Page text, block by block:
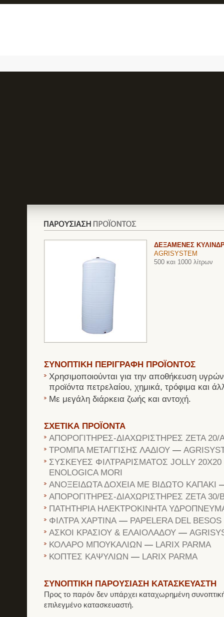
ΔΕΞΑΜΕΝΕΣ
AGRISYSTEM
500 και 1000 λίτρων
ΣΥΝΟΠΤΙΚΗ ΠΕΡΙΓΡΑΦΗ ΠΡΟΪΟΝΤΟΣ
Χρησιμοποιούνται για την αποθήκευση
προϊόντα πετρελαίου, χημικά, τρόφιμα και
Με μεγάλη διάρκεια ζωής και αντοχή.
ΣΧΕΤΙΚΑ ΠΡΟΪΟΝΤΑ
ΑΠΟΡΟΓΙΤΗΡΕΣ-ΔΙΑΧΩΡΙΣΤΗΡΕΣ ZETA 20/
ΤΡΟΜΠΑ ΜΕΤΑΓΓΙΣΗΣ ΛΑΔΙΟΥ —
ΣΥΣΚΕΥΕΣ ΦΙΛΤΡΑΡΙΣΜΑΤΟΣ JOLLY 20X20
ENOLOGICA MORI
ΑΝΟΞΕΙΔΩΤΑ ΔΟΧΕΙΑ ΜΕ ΒΙΔΩΤΟ ΚΑΠΑΚΙ
ΑΠΟΡΟΓΙΤΗΡΕΣ-ΔΙΑΧΩΡΙΣΤΗΡΕΣ ZETA 30/
ΠΑΤΗΤΗΡΙΑ ΗΛΕΚΤΡΟΚΙΝΗΤΑ
ΦΙΛΤΡΑ ΧΑΡΤΙΝΑ — PAPELERA DEL BESOS
ΑΣΚΟΙ ΚΡΑΣΙΟΥ & ΕΛΑΙΟΛΑΔΟΥ —
ΚΟΛΑΡΟ ΜΠΟΥΚΑΛΙΩΝ — LARIX PARMA
ΚΟΠΤΕΣ ΚΑΨΥΛΙΩΝ — LARIX PARMA
ΣΥΝΟΠΤΙΚΗ ΠΑΡΟΥΣΙΑΣΗ ΚΑΤΑΣΚΕΥΑΣΤΗ
Προς το παρόν δεν υπάρχει καταχωρημένη
επιλεγμένο κατασκευαστή.